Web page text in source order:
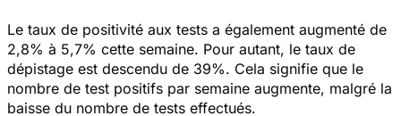
Le taux de positivité aux tests a également augmenté de
2,8% à 5,7% cette semaine. Pour autant, le taux de
dépistage est descendu de 39%. Cela signifie que le
nombre de test positifs par semaine augmente, malgré la
baisse du nombre de tests effectués.